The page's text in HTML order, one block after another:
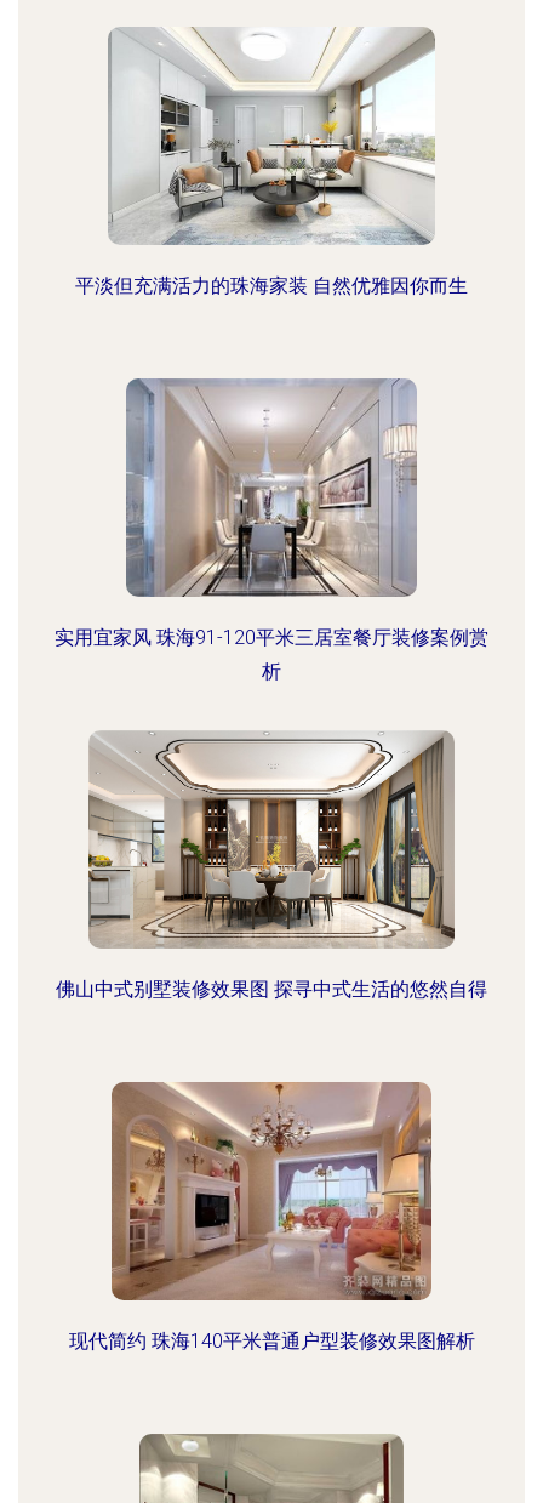
平淡但充满活力的珠海家装 自然优雅因你而生
实用宜家风 珠海91-120平米三居室餐厅装修案例赏
析
佛山中式别墅装修效果图 探寻中式生活的悠然自得
现代简约 珠海140平米普通户型装修效果图解析